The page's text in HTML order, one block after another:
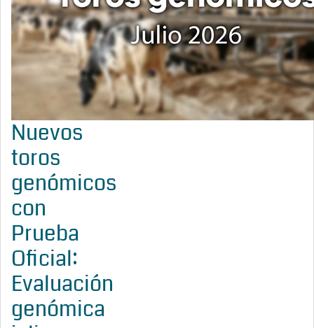
Nuevos
toros
genómicos
con
Prueba
Oficial:
Evaluación
genómica